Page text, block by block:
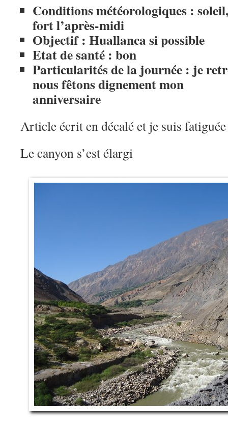
Conditions météorologiques :
fort l’après-midi
Objectif : Huallanca si possible
Etat de santé : bon
Particularités de la journée : je
nous fêtons dignement mon
anniversaire
Article écrit en décalé et je suis
Le canyon s’est élargi